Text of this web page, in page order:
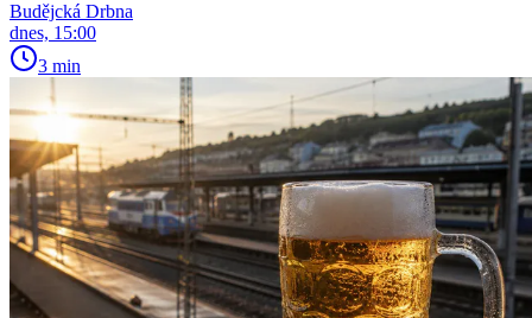
Budějcká Drbna
dnes, 15:00
3 min